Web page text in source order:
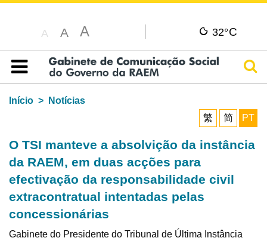
A A A 32°C
Índice
Início
Notícias
繁
简 PT
O TSI manteve a absolvição da instância
da RAEM, em duas acções para
efectivação da responsabilidade civil
extracontratual intentadas pelas
concessionárias
Gabinete do Presidente do Tribunal de Última Instância